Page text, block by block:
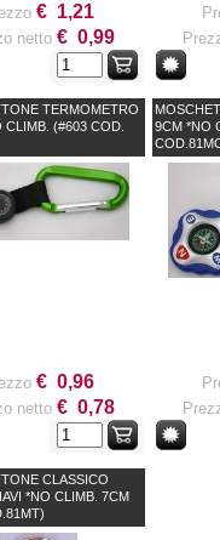
€ 1,21
netto € 0,99
TERMOMETRO
CLIMB. (#603 COD.
€ 0,96
netto € 0,78
9CM *NO
CLASSICO
*NO CLIMB. 7CM